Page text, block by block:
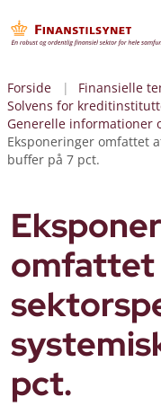
Forside
Finansielle
Solvens for
Generelle informationer
Eksponeringer omfattet
buffer på 7 pct.
omfattet
pct.